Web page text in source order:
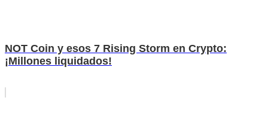
NOT Coin y esos 7 Rising Storm en Crypto:
¡Millones liquidados!